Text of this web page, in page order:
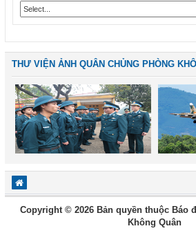
THƯ VIỆN ẢNH QUÂN CHỦNG PHÒNG
Copyright © 2026 Bản quyền thuộc Báo
Không Quân